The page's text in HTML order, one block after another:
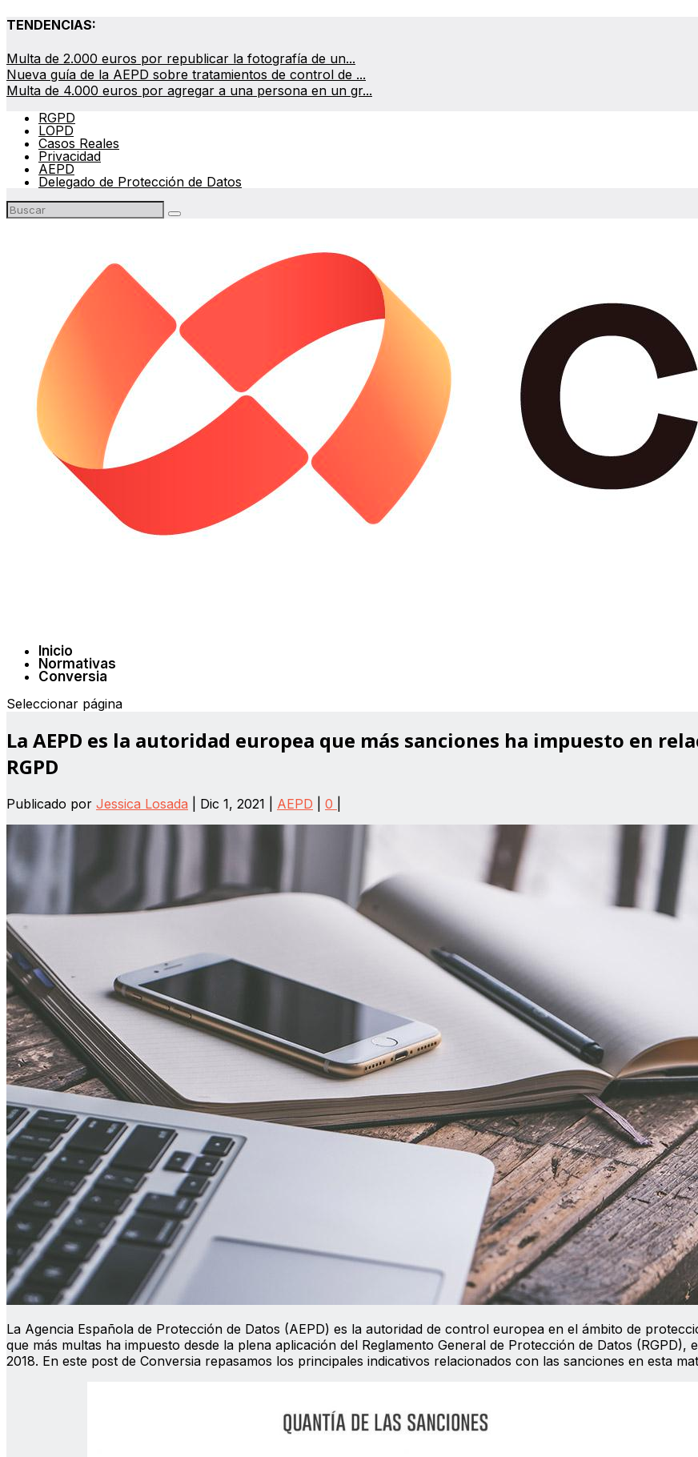
TENDENCIAS:
Multa de 2.000 euros por republicar la fotografía de un...
Nueva guía de la AEPD sobre tratamientos de control de ...
Multa de 4.000 euros por agregar a una persona en un gr...
RGPD
LOPD
Casos Reales
Privacidad
AEPD
Delegado de Protección de Datos
Inicio
Normativas
Conversia
Seleccionar página
La AEPD es la autoridad europea que más sanciones ha impuesto en
RGPD
Publicado por Jessica Losada Dic 1, 2021 AEPD 0
La Agencia Española de Protección de Datos (AEPD) es la autoridad de control europea en el ámbito de
que más multas ha impuesto desde la plena aplicación del Reglamento General de Protección de Datos (RGPD),
2018. En este post de Conversia repasamos los principales indicativos relacionados con las sanciones en esta